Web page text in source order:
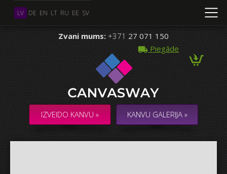
LV DE EN LT RU EE SV
Zvani mums: +371 27 071 150
Piegāde
IZVEIDO KANVU » KANVU GALERIJA »
Vairāki Foto
KOLĀŽA / KOMPOZĪCIJA no vairākiem Foto